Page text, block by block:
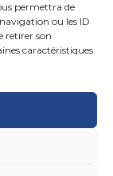
permettra de
ou les ID
retirer son
caractéristiques